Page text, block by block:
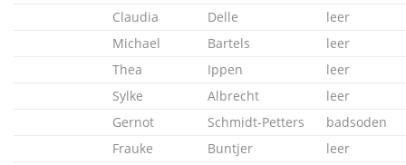
Claudia
Delle
leer
Michael
Bartels
leer
Thea
Ippen
leer
Sylke
Albrecht
leer
Gernot
Schmidt-Petters
badsoden
Frauke
Buntjer
leer